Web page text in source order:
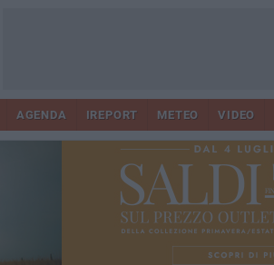
AGENDA IREPORT METEO VIDEO